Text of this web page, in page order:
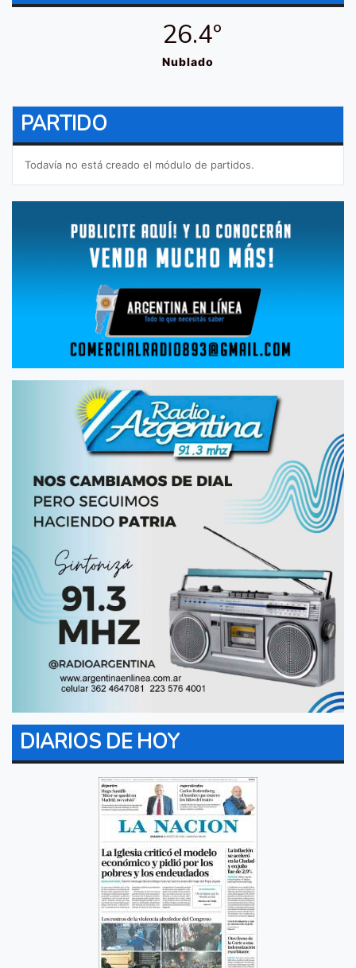
26.4º
Nublado
PARTIDO
Todavía no está creado el módulo de partidos.
DIARIOS DE HOY